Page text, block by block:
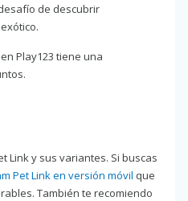
de descubrir
Play123 tiene una
Link y sus variantes. Si buscas
Pet Link en versión móvil que
También te recomiendo